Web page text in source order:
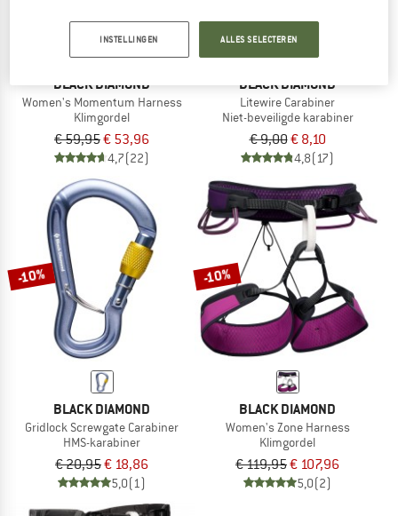
BLACK DIAMOND
Women's Momentum Harness
Klimgordel
€ 59,95€ 53,96
4,7(22)
BLACK DIAMOND
Litewire Carabiner
Niet-beveiligde karabiner
€ 9,00€ 8,10
4,8(17)
-10%
BLACK DIAMOND
Gridlock Screwgate Carabiner
HMS-karabiner
€ 20,95€ 18,86
5,0(1)
-10%
BLACK DIAMOND
Women's Zone Harness
Klimgordel
€ 119,95€ 107,96
5,0(2)
INSTELLINGEN ALLES SELECTEREN